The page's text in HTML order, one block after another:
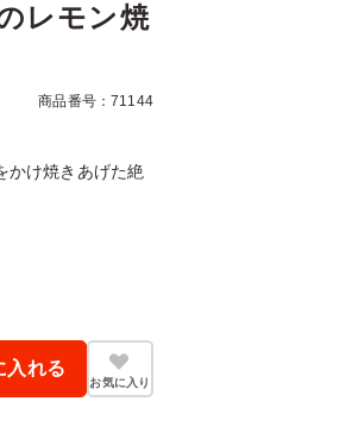
レモン焼
商品番号：71144
かけ焼きあげた絶
入れる
お気に入り